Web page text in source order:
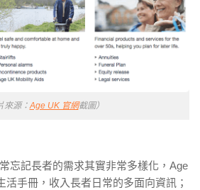
來源：Age UK 官網截圖）
忘記長者的需求其實非常多樣化，Age
活手冊，收入長者日常的多面向資訊；